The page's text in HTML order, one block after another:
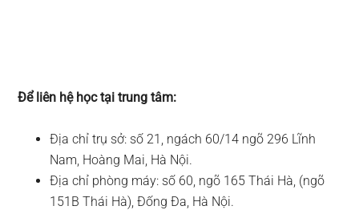
Để liên hệ học tại trung tâm:
Địa chỉ trụ sở: số 21, ngách 60/14 ngõ 296 Lĩnh
Nam, Hoàng Mai, Hà Nội.
Địa chỉ phòng máy: số 60, ngõ 165 Thái Hà, (ngõ
151B Thái Hà), Đống Đa, Hà Nội.